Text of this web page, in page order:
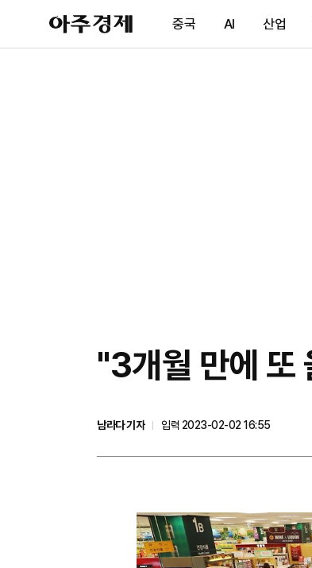
아
주
제
중국 AI 산업
"3개월 만에 또
남라다 기자
입력 2023-02-02 16:55